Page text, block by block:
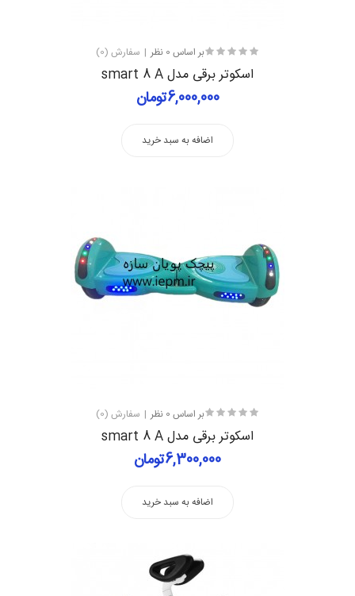
بر اساس 0 نظر سفارش (0)
اسکوتر برقی مدل smart 8 A
6,000,000تومان
اضافه به سبد خرید
بر اساس 0 نظر سفارش (0)
اسکوتر برقی مدل smart 8 A
6,300,000تومان
اضافه به سبد خرید